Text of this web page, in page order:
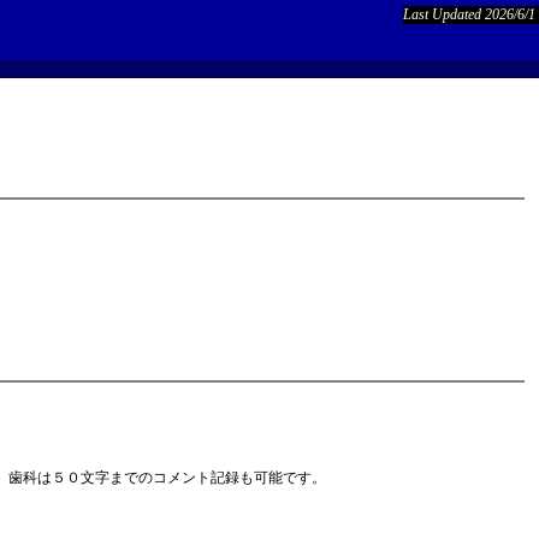
Last Updated 2026/6/1
科は５０文字までのコメント記録も可能です。